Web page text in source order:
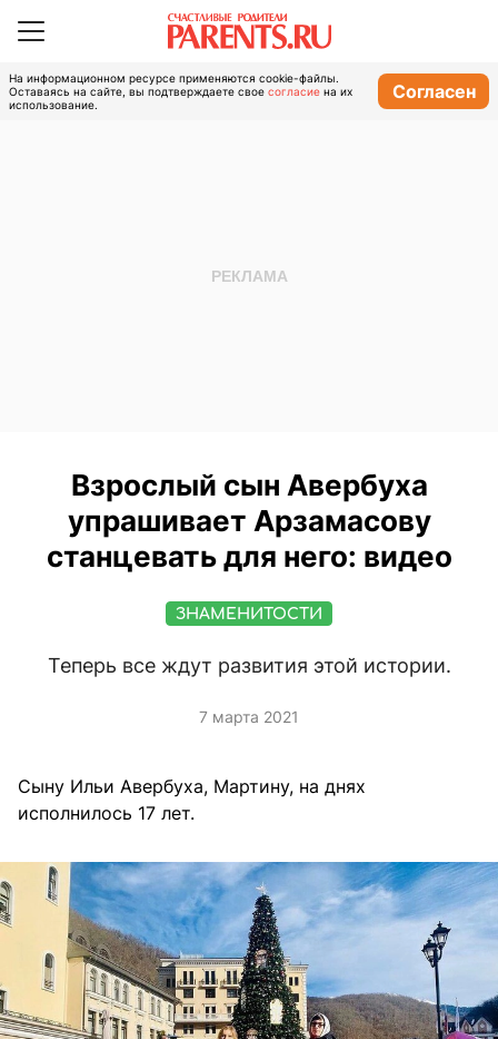
На информационном ресурсе применяются cookie-файлы.
Оставаясь на сайте, вы подтверждаете свое согласие на их
использование.
Согласен
Взрослый сын Авербуха
упрашивает Арзамасову
станцевать для него: видео
ЗНАМЕНИТОСТИ
Теперь все ждут развития этой истории.
7 марта 2021
Сыну Ильи Авербуха, Мартину, на днях
исполнилось 17 лет.